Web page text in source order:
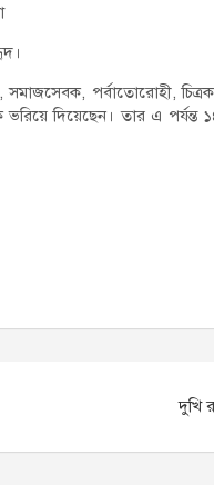
পর্বাতোরোহী,
দিয়েছেন। তার এ পর্যন্ত
দুখি